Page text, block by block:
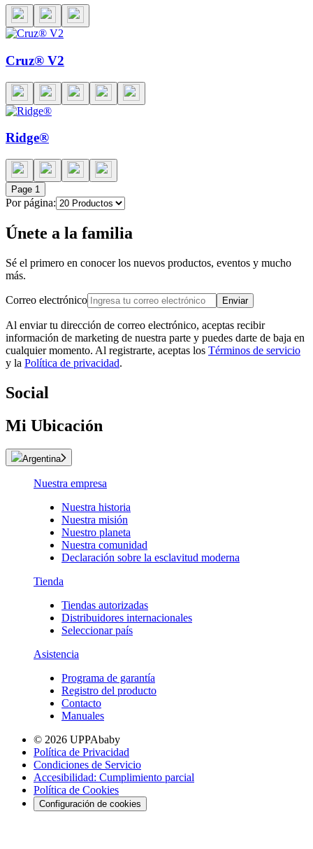
Cruz® V2
Ridge®
Page 1
Por página:
Únete a la familia
Sé el primero en conocer los nuevos productos, eventos y mucho
más.
Correo electrónico Enviar
Al enviar tu dirección de correo electrónico, aceptas recibir
información de marketing de nuestra parte y puedes darte de baja en
cualquier momento. Al registrarte, aceptas los Términos de servicio
y la Política de privacidad.
Social
Mi Ubicación
Argentina
Nuestra empresa
Nuestra historia
Nuestra misión
Nuestro planeta
Nuestra comunidad
Declaración sobre la esclavitud moderna
Tienda
Tiendas autorizadas
Distribuidores internacionales
Seleccionar país
Asistencia
Programa de garantía
Registro del producto
Contacto
Manuales
© 2026 UPPAbaby
Política de Privacidad
Condiciones de Servicio
Accesibilidad: Cumplimiento parcial
Política de Cookies
Configuración de cookies